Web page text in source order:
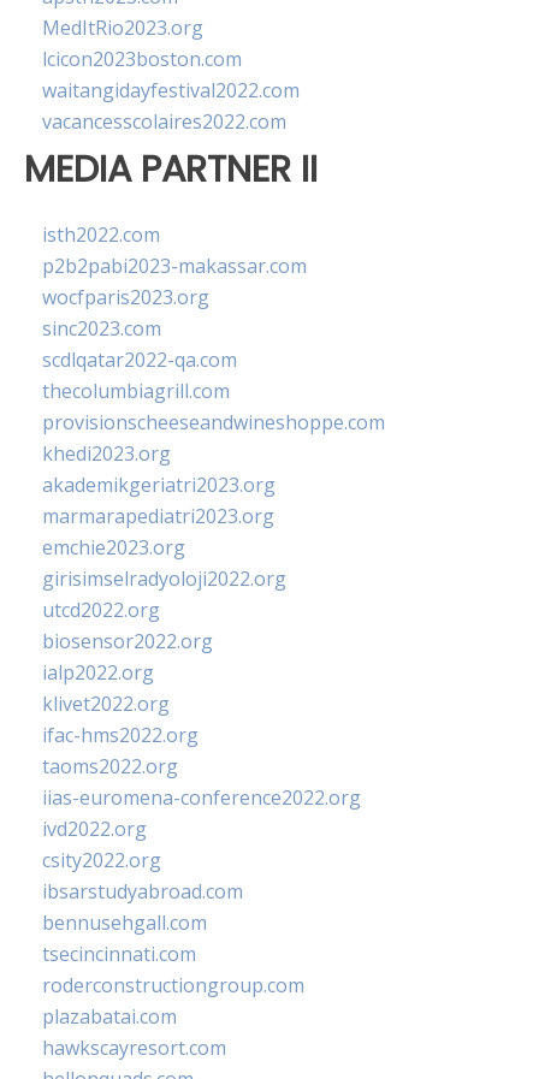
MedItRio2023.org
lcicon2023boston.com
waitangidayfestival2022.com
vacancesscolaires2022.com
MEDIA PARTNER II
isth2022.com
p2b2pabi2023-makassar.com
wocfparis2023.org
sinc2023.com
scdlqatar2022-qa.com
thecolumbiagrill.com
provisionscheeseandwineshoppe.com
khedi2023.org
akademikgeriatri2023.org
marmarapediatri2023.org
emchie2023.org
girisimselradyoloji2022.org
utcd2022.org
biosensor2022.org
ialp2022.org
klivet2022.org
ifac-hms2022.org
taoms2022.org
iias-euromena-conference2022.org
ivd2022.org
csity2022.org
ibsarstudyabroad.com
bennusehgall.com
tsecincinnati.com
roderconstructiongroup.com
plazabatai.com
hawkscayresort.com